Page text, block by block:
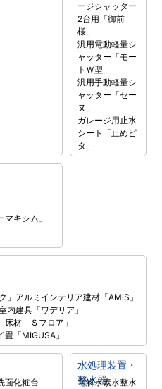
ージシャッター
2台用「御前
様」
汎用電動軽量シ
ャッター「モー
トＷ型」
汎用手動軽量シ
ャッター「セー
ヌ」
ガレージ用止水
シート「止めピ
タ」
キシム」
」 アルミインテリア建材「AMiS」
内建具「ワデリア」
床材「Ｓフロア」
畳「MIGUSA」
面化粧台
水処理装置・
整水器
電解水素水整水